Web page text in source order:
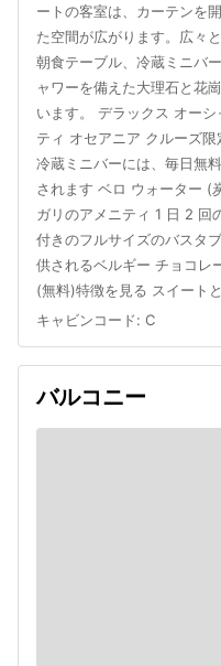
ートの客室は、カーテンを
た空間が広がります。広々
朝食テーブル、冷蔵ミニバ
ャワーを備えた大理石と花
います。 デラックス オー
ティ オセアニア クルーズ
冷蔵ミニバーには、毎日無
されます ベロ ウォーター (
ガリのアメニティ 1 日 2 回
付きのフルサイズのバスタ
供されるベルギー チョコレ
(無料)特徴を見る スイート
キャビンコード: C
バルコニー